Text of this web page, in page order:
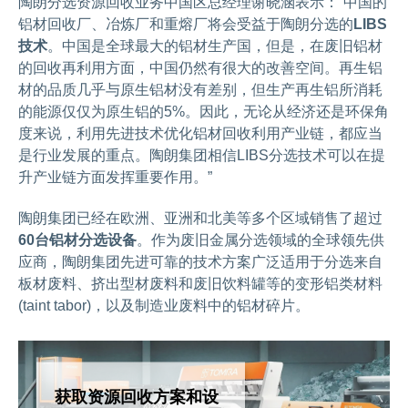
铝材回收厂、冶炼厂和重熔厂将会受益于陶朗分选的 LIBS
技术。中国是全球最大的铝材生产国，但是，在废旧铝材
的回收再利用方面，中国仍然有很大的改善空间。再生铝
材的品质几乎与原生铝材没有差别，但生产再生铝所消耗
的能源仅仅为原生铝的5%。因此，无论从经济还是环保角
度来说，利用先进技术优化铝材回收利用产业链，都应当
是行业发展的重点。陶朗集团相信LIBS分选技术可以在提
升产业链方面发挥重要作用。”
陶朗集团已经在欧洲、亚洲和北美等多个区域销售了超过
60台铝材分选设备。作为废旧金属分选领域的全球领先供
应商，陶朗集团先进可靠的技术方案广泛适用于分选来自
板材废料、挤出型材废料和废旧饮料罐等的变形铝类材料
(taint tabor)，以及制造业废料中的铝材碎片。
获取资源回收方案和设